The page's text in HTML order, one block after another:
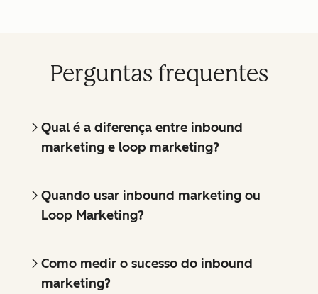
Perguntas frequentes
Qual é a diferença entre inbound
marketing e loop marketing?
Quando usar inbound marketing ou
Loop Marketing?
Como medir o sucesso do inbound
marketing?